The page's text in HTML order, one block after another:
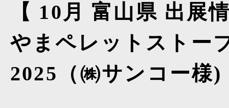
【 10月 富山県 出展
やまペレットストー
2025（㈱サンコー様)